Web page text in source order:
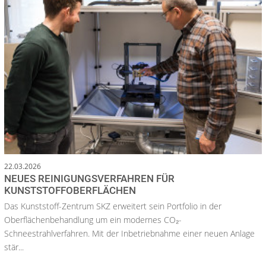
22.03.2026
NEUES REINIGUNGSVERFAHREN FÜR
KUNSTSTOFFOBERFLÄCHEN
Das Kunststoff-Zentrum SKZ erweitert sein Portfolio in der
Oberflächenbehandlung um ein modernes CO₂-
Schneestrahlverfahren. Mit der Inbetriebnahme einer neuen Anlage
stär...